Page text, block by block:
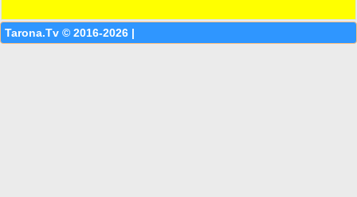
Tarona.Tv © 2016-2026 |